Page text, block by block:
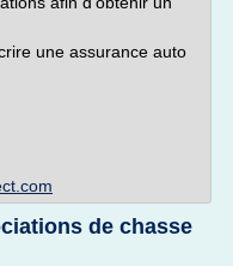
une assurance auto
de chasse